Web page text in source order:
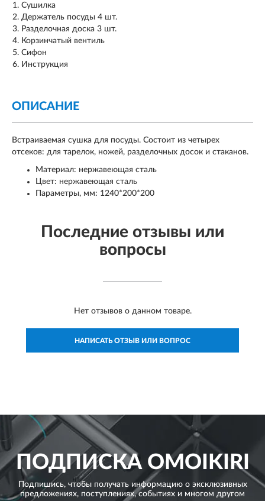
Сушилка
Держатель посуды 4 шт.
Разделочная доска 3 шт.
Корзинчатый вентиль
Сифон
Инструкция
ОПИСАНИЕ
Встраиваемая сушка для посуды. Состоит из четырех
отсеков: для тарелок, ножей, разделочных досок и стаканов.
Материал: нержавеющая сталь
Цвет: нержавеющая сталь
Параметры, мм: 1240*200*200
Последние отзывы или
вопросы
Нет отзывов о данном товаре.
НАПИСАТЬ ОТЗЫВ ИЛИ ВОПРОС
ПОДПИСКАOMOIKIRI
Подпишись, чтобы получать информацию о эксклюзивных
предложениях, поступлениях, событиях и многом другом